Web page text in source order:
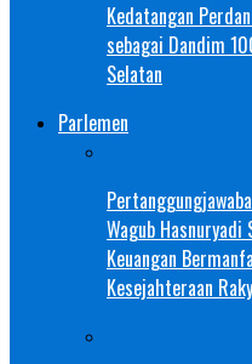
Kedatangan
sebagai Dandim
Selatan
Parlemen
Wagub Hasnuryadi
Keuangan
Kesejahteraan